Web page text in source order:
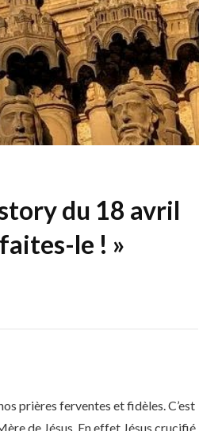
du 18 avril
le ! »
prières ferventes et fidèles. C’est
de Jésus. En effet Jésus crucifié,